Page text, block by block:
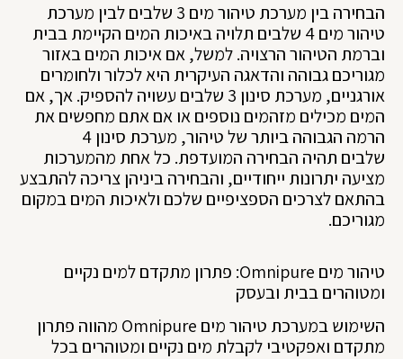
הבחירה בין מערכת טיהור מים 3 שלבים לבין מערכת
טיהור מים 4 שלבים תלויה באיכות המים הקיימת בבית
וברמת הטיהור הרצויה. למשל, אם איכות המים באזור
מגוריכם גבוהה והדאגה העיקרית היא לכלור ולחומרים
אורגניים, מערכת סינון 3 שלבים עשויה להספיק. אך, אם
המים מכילים מזהמים נוספים או אם אתם מחפשים את
הרמה הגבוהה ביותר של טיהור, מערכת סינון 4
שלבים תהיה הבחירה המועדפת. כל אחת מהמערכות
מציעה יתרונות ייחודיים, והבחירה ביניהן צריכה להתבצע
בהתאם לצרכים הספציפיים שלכם ולאיכות המים במקום
מגוריכם.
טיהור מים Omnipure: פתרון מתקדם למים נקיים
ומטוהרים בבית ובעסק
השימוש במערכת טיהור מים Omnipure מהווה פתרון
מתקדם ואפקטיבי לקבלת מים נקיים ומטוהרים בכל